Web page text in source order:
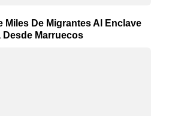
Miles De Migrantes Al Enclave
Desde Marruecos